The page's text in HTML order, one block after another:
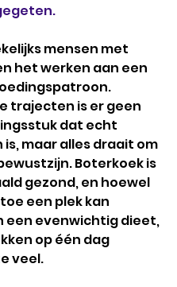
mensen met
het werken aan een
trajecten is er geen
dat echt
maar alles draait om
Boterkoek is
gezond, en hoewel
een plek kan
een evenwichtig dieet,
op één dag
veel.